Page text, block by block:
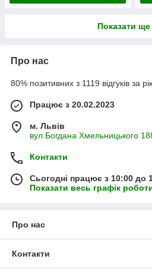
Показати ще
Про нас
80% позитивних з 1119 відгуків за рік
Працює з 20.02.2023
м. Львів
вул.Богдана Хмельницького
Контакти
Сьогодні працює з 10:00 до
Показати весь графік
Про нас
Контакти